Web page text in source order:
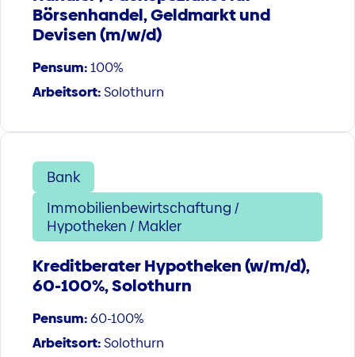
Börsenhandel, Geldmarkt und
Devisen (m/w/d)
Pensum:100%
Arbeitsort:Solothurn
Bank
Immobilienbewirtschaftung /
Hypotheken / Makler
Kreditberater Hypotheken (w/m/d),
60-100%, Solothurn
Pensum:60-100%
Arbeitsort:Solothurn